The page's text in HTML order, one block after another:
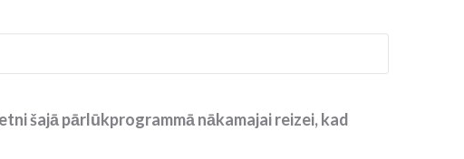
šajā pārlūkprogrammā nākamajai reizei, kad